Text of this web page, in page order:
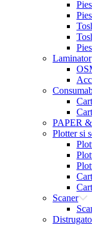
Laminator
PAPER
Plotter si
Scaner